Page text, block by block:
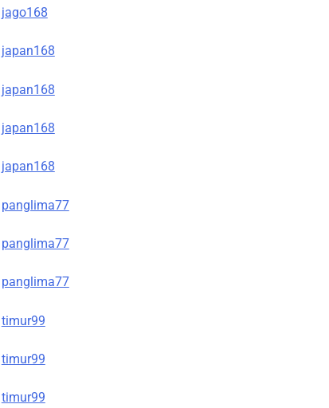
jago168
japan168
japan168
japan168
japan168
panglima77
panglima77
panglima77
timur99
timur99
timur99